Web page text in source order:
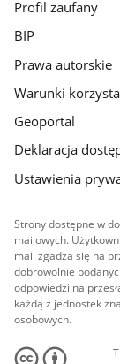
Profil zaufany
BIP
Prawa autorskie
Warunki
Geoportal
Deklaracja
Ustawienia
Strony dostępne w
mailowych.
mail zgadza się na
dobrowolnie
odpowiedzi na
każdą z jednostek
osobowych.